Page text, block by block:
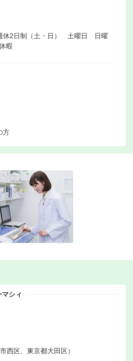
休2日制（土・日） 土曜日 日曜
暇
方
シィ
西区、東京都大田区）